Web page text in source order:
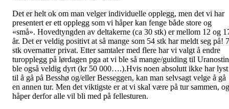
Det er helt ok om man velger individuelle opplegg, men det vi har
presentert er ett opplegg som vi håper kan fenge både store og
«små». Hovedtyngden av deltakerne (ca 30 stk) er mellom 12 og
år. Det er veldig positivt at så mange som 54 stk har meldt seg på! 7
stk overnatter privat. Etter samtaler med flere har vi valgt å endre
turopplegg på lørdagen pga at vi ble så mange/guiding til
ble også veldig dyrt (kr 50 000….).Hvis noen absolutt ikke har lyst
til å gå på Besshø og/eller Besseggen, kan man selvsagt velge å gå
en annen tur. Men det viktigste er at vi skal være på tur sammen, og
håper derfor alle vil bli med på fellesturen.